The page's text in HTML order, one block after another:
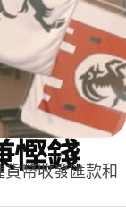
慳錢
幣收發匯款和